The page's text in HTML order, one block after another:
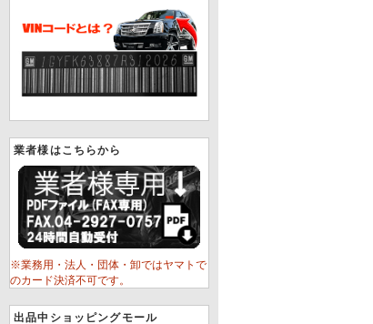
業者様はこちらから
※業務用・法人・団体・卸ではヤマトで
のカード決済不可です。
出品中ショッピングモール